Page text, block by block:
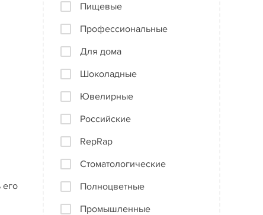
его
Пищевые
Профессиональные
Для дома
Шоколадные
Ювелирные
Российские
RepRap
Стоматологические
Полноцветные
Промышленные